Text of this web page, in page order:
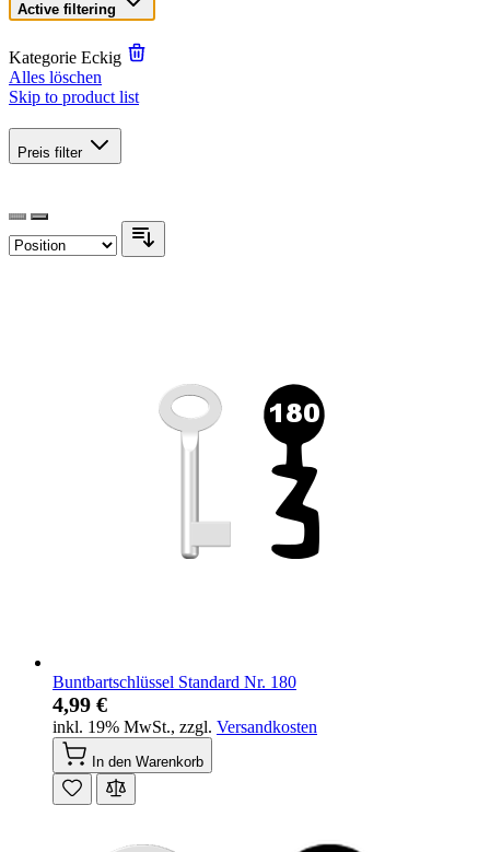
Active filtering
Kategorie Eckig
Alles löschen
Skip to product list
Preis filter
Buntbartschlüssel Standard Nr. 180
4,99 €
inkl. 19% MwSt., zzgl. Versandkosten
In den Warenkorb